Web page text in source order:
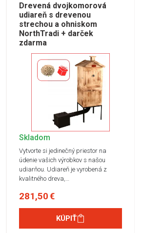
Drevená dvojkomorová
udiareň s drevenou
strechou a ohniskom
NorthTradi + darček
zdarma
Skladom
Vytvorte si jedinečný priestor na
údenie vašich výrobkov s našou
udiarňou. Udiareň je vyrobená z
kvalitného dreva,…
281,50 €
KÚPIŤ